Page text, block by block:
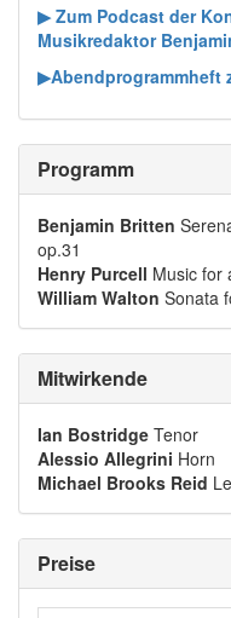
▶ Zum Podcast der
Musikredaktor
▶Abendprogrammheft
Programm
Benjamin Britten
op.31
Henry Purcell Music for
William Walton Sonata
Mitwirkende
Ian Bostridge Tenor
Alessio Allegrini Horn
Michael Brooks Reid
Preise